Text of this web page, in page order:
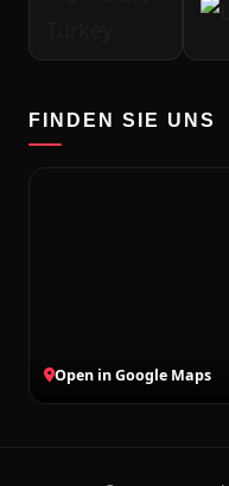
FINDEN SIE UNS
Open in Google Maps